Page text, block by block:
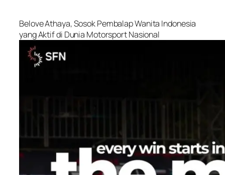
Belove Athaya, Sosok Pembalap Wanita Indonesia
yang Aktif di Dunia Motorsport Nasional